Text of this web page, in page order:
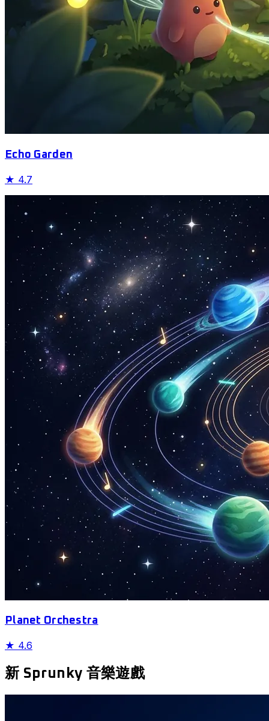
Echo Garden
★ 4.7
Planet Orchestra
★ 4.6
新 Sprunky 音樂遊戲